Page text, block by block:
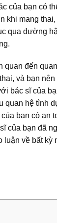
của bạn có
khi mang
qua đường
quan đến
và bạn
bác sĩ của
quan hệ tình
bạn có an
của bạn đã
luận về bất kỳ